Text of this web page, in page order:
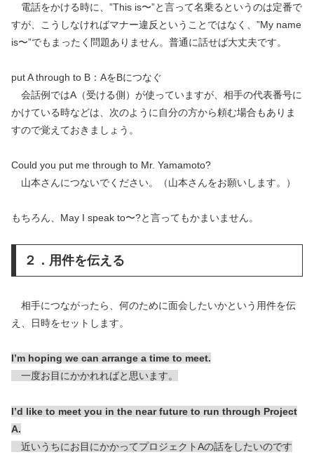
電話をかける時に、”This is〜”と言って名乗るというのは定番で
すが、こうしなければマナー違反ということではなく、”My name
is〜”でもまったく問題ありません。普通に話せば大丈夫です。
put A through to B：AをBにつなぐ
会話例ではA（受ける側）が使っていますが、相手の代表番号に
かけている時などは、次のように自分の方から頼む場合もありま
すので覚えておきましょう。
Could you put me through to Mr. Yamamoto?
山本さんにつないでください。（山本さんをお願いします。）
もちろん、May I speak to〜?と言ってもかまいません。
２．用件を伝える
相手につながったら、何のために面会したいかという用件を伝
え、日時をセットします。
I’m hoping we can arrange a time to meet.
一度お目にかかれればと思います。
I’d like to meet you in the near future to run through Project
A.
近いうちにお目にかかってプロジェクトAの話をしたいのです